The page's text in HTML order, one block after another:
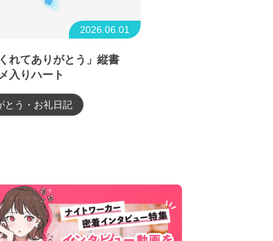
2026.06.01
くれてありがとう」縦書
入りハート
とう・お礼日記